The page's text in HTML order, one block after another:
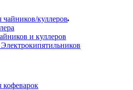
чайников/куллеров
и куллеров
кофеварок